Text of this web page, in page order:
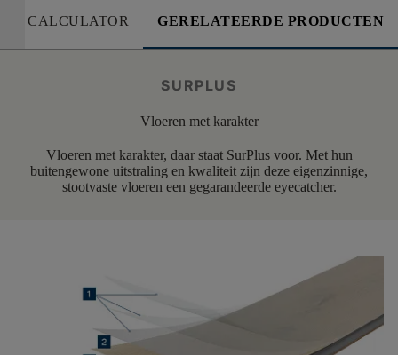
CALCULATOR GERELATEERDE PRODUCTEN
SURPLUS
Vloeren met karakter
Vloeren met karakter, daar staat SurPlus voor. Met hun
buitengewone uitstraling en kwaliteit zijn deze eigenzinnige,
stootvaste vloeren een gegarandeerde eyecatcher.